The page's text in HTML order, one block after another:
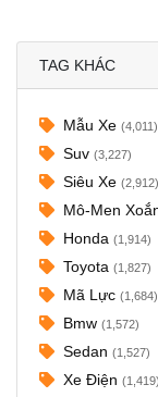
TAG KHÁC
Mẫu Xe (4,011)
Suv (3,227)
Siêu Xe (2,912)
Mô-Men
Honda (1,914)
Toyota (1,827)
Mã Lực (1,684)
Bmw (1,572)
Sedan (1,527)
Xe Điện (1,419)